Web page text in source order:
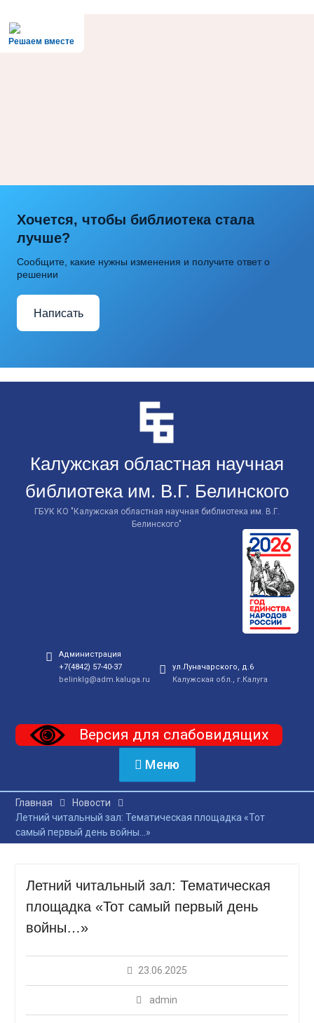
Решаем вместе
Хочется, чтобы библиотека стала
лучше?
Сообщите, какие нужны изменения и получите ответ о
решении
Написать
Калужская областная научная
библиотека им. В.Г. Белинского
ГБУК КО "Калужская областная научная библиотека им. В.Г.
Белинского"
Администрация
+7(4842) 57-40-37
belinklg@adm.kaluga.ru
ул.Луначарского, д.6
Калужская обл., г.Калуга
Версия для слабовидящих
Меню
Главная
Новости
Летний читальный зал: Тематическая площадка «Тот
самый первый день войны…»
Летний читальный зал: Тематическая
площадка «Тот самый первый день
войны…»
23.06.2025
admin